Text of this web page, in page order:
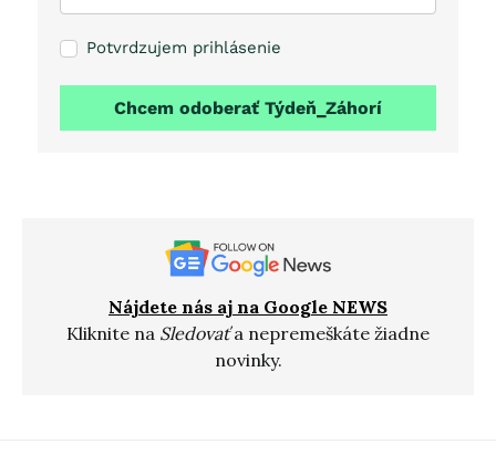
Potvrdzujem prihlásenie
Chcem odoberať Týdeň_Záhorí
Nájdete nás aj na Google NEWS
Kliknite na Sledovaťa nepremeškáte žiadne
novinky.